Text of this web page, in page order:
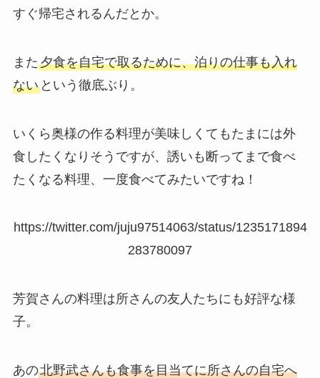
すぐ帰宅されるんだとか。
また夕食を自宅で取るために、泊りの仕事も入れ
ないという徹底ぶり。
いくら奥様の作る料理が美味しくてもたまには外
食したくなりそうですが、誘いも断ってまで食べ
たくなる料理、一度食べてみたいですね！
https://twitter.com/juju97514063/status/1235171894
283780097
芳賀さんの料理は所さんの友人たちにも好評な様
子。
あの北野武さんも食事を目当てに所さんの自宅へ